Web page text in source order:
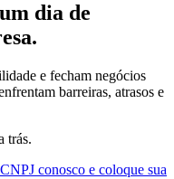
dia de
e fecham negócios
barreiras, atrasos e
trás.
conosco e coloque sua